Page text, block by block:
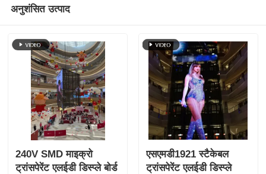
अनुशंसित उत्पाद
240V SMD माइक्रो
ट्रांसपेरेंट एलईडी डिस्प्ले बोर्ड
एसएमडी1921 स्टैकेबल
ट्रांसपेरेंट एलईडी डिस्प्ले